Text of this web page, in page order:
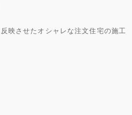
映させたオシャレな注文住宅の施工